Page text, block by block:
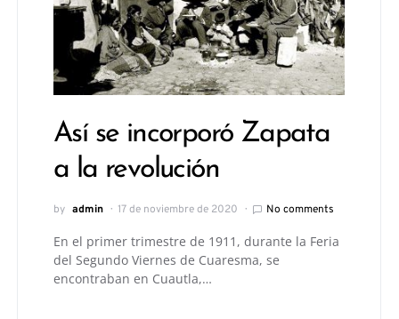
Así se incorporó Zapata
a la revolución
by admin 17 de noviembre de 2020 No comments
En el primer trimestre de 1911, durante la Feria
del Segundo Viernes de Cuaresma, se
encontraban en Cuautla,…